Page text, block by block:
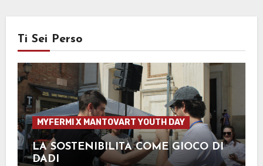
Ti Sei Perso
MYFERMI X MANTOVART YOUTH DAY
LA SOSTENIBILITÀ COME GIOCO DI
DADI